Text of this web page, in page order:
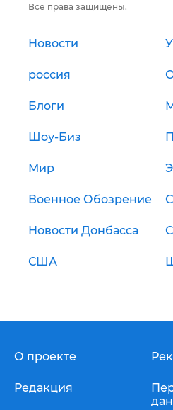
Все права защищены.
Новости
россия
Блоги
Шоу-Биз
Мир
Военное Обозрение
Новости Донбасса
США
О проекте
Редакция